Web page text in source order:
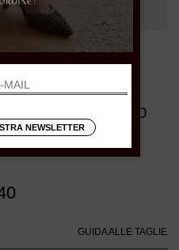
suede e tessuto
GUIDA ALLE TAGLIE
NEWSLETTER